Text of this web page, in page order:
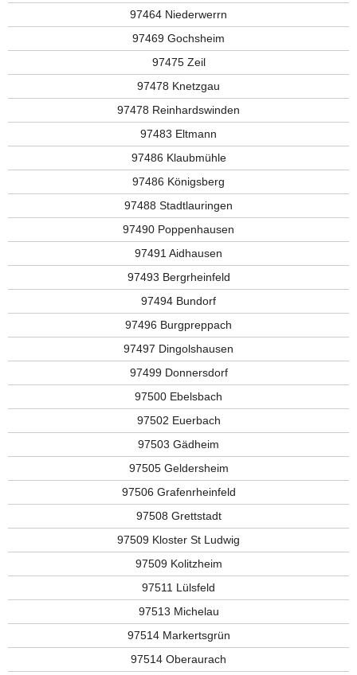
97464 Niederwerrn
97469 Gochsheim
97475 Zeil
97478 Knetzgau
97478 Reinhardswinden
97483 Eltmann
97486 Klaubmühle
97486 Königsberg
97488 Stadtlauringen
97490 Poppenhausen
97491 Aidhausen
97493 Bergrheinfeld
97494 Bundorf
97496 Burgpreppach
97497 Dingolshausen
97499 Donnersdorf
97500 Ebelsbach
97502 Euerbach
97503 Gädheim
97505 Geldersheim
97506 Grafenrheinfeld
97508 Grettstadt
97509 Kloster St Ludwig
97509 Kolitzheim
97511 Lülsfeld
97513 Michelau
97514 Markertsgrün
97514 Oberaurach